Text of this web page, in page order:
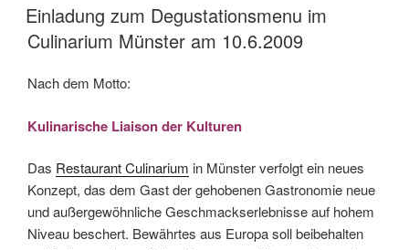
ON
Einladung zum Degustationsmenu im
Culinarium Münster am 10.6.2009
Nach dem Motto:
Kulinarische Liaison der Kulturen
Das Restaurant Culinarium in Münster verfolgt ein neues
Konzept, das dem Gast der gehobenen Gastronomie neue
und außergewöhnliche Geschmackserlebnisse auf hohem
Niveau beschert. Bewährtes aus Europa soll beibehalten